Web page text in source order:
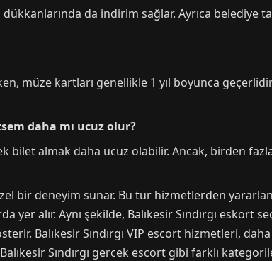
da indirim sağlar. Ayrıca belediye
müze kartları genellikle 1 yıl boyunca
daha mı ucuz olur?
bilet almak daha ucuz olabilir. Ancak, birden
bir deneyim sunar. Bu tür hizmetlerden
yer alır. Aynı şekilde, Balıkesir Sındırgı eskort
Balıkesir Sındırgı VIP escort hizmetleri,
Sındırgı gercek escort gibi farklı